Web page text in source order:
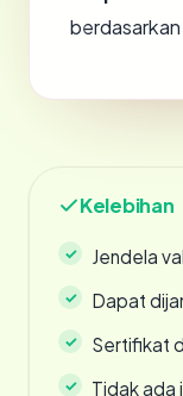
Kelebihan
Jendela
Dapat
Sertifikat
Tidak ada